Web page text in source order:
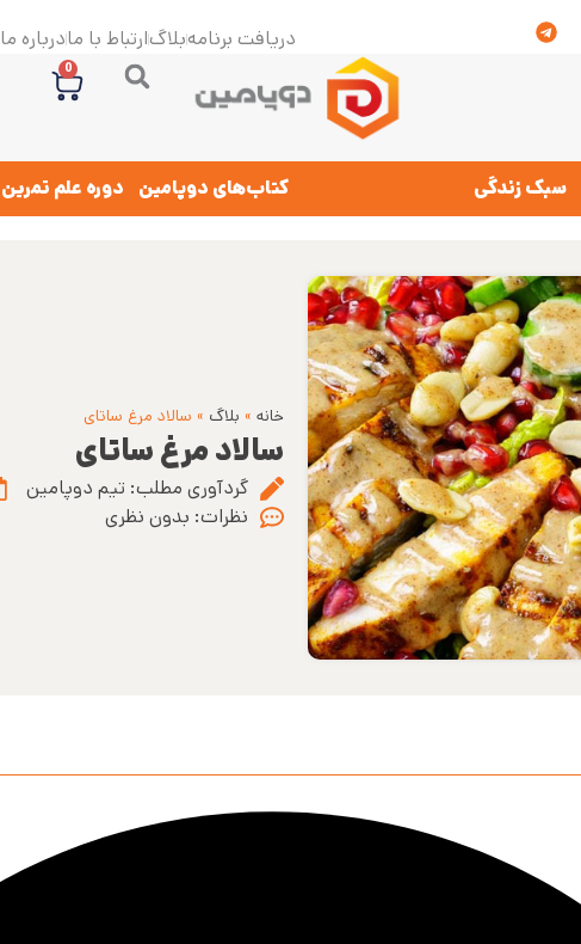
دریافت برنامهبلاگارتباط با مادرباره ما
0
سبک زندگی کتاب‌های دوپامین دوره علم تمرین
خانه» بلاگ » سالاد مرغ ساتای
سالاد مرغ ساتای
گردآوری مطلب: تیم دوپامین
نظرات: بدون نظری